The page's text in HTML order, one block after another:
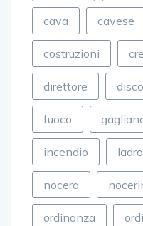
cava cavese
costruzioni
direttore
fuoco
incendio ladro
nocera
ordinanza